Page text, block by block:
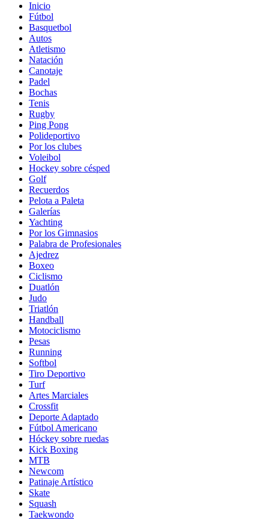
Inicio
Fútbol
Basquetbol
Autos
Atletismo
Natación
Canotaje
Padel
Bochas
Tenis
Rugby
Ping Pong
Polideportivo
Por los clubes
Voleibol
Hockey sobre césped
Golf
Recuerdos
Pelota a Paleta
Galerías
Yachting
Por los Gimnasios
Palabra de Profesionales
Ajedrez
Boxeo
Ciclismo
Duatlón
Judo
Triatlón
Handball
Motociclismo
Pesas
Running
Softbol
Tiro Deportivo
Turf
Artes Marciales
Crossfit
Deporte Adaptado
Fútbol Americano
Hóckey sobre ruedas
Kick Boxing
MTB
Newcom
Patinaje Artístico
Skate
Squash
Taekwondo